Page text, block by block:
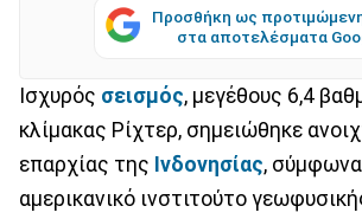
Προσθήκη ως
στα αποτελέσματα
Ισχυρός σεισμός, μεγέθους 6,4
κλίμακας Ρίχτερ, σημειώθηκε
επαρχίας της Ινδονησίας,
αμερικανικό ινστιτούτο